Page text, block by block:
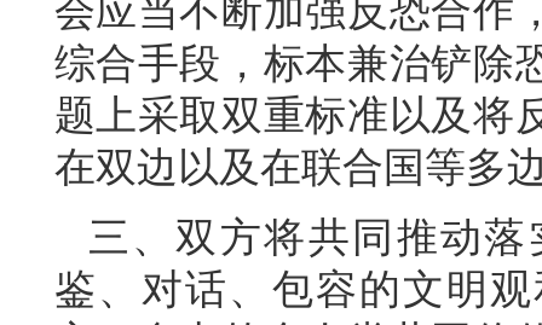
会应当不断加强反恐合作
综合手段，标本兼治铲除
题上采取双重标准以及将
在双边以及在联合国等多
三、双方将共同推动
鉴、对话、包容的文明